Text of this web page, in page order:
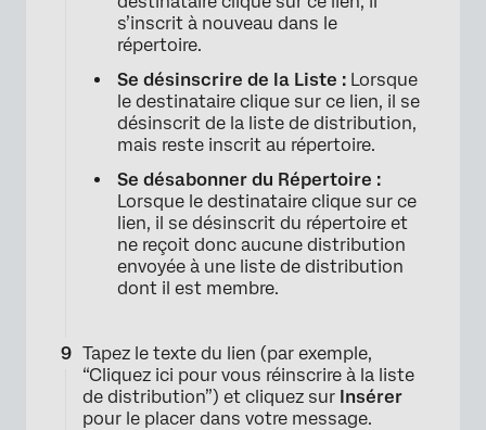
×
×
s’inscrit à nouveau dans le
répertoire.
Se désinscrire de la Liste : Lorsque
le destinataire clique sur ce lien, il se
désinscrit de la liste de distribution,
mais reste inscrit au répertoire.
Se désabonner du Répertoire :
Lorsque le destinataire clique sur ce
lien, il se désinscrit du répertoire et
ne reçoit donc aucune distribution
envoyée à une liste de distribution
dont il est membre.
Tapez le texte du lien (par exemple,
“Cliquez ici pour vous réinscrire à la liste
de distribution”) et cliquez sur Insérer
pour le placer dans votre message.